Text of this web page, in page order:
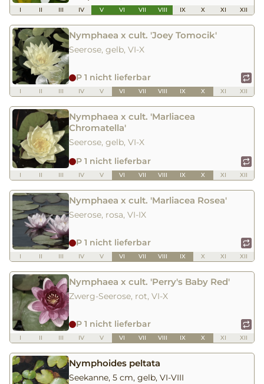
I II III IV V VI VII VIII IX X XI XII
Nymphaea x cult. 'Joey Tomocik'
Seerose, gelb, VI-X
P 1 nicht lieferbar
I II III IV V VI VII VIII IX X XI XII
Nymphaea x cult. 'Marliacea
Chromatella'
Seerose, gelb, VI-X
P 1 nicht lieferbar
I II III IV V VI VII VIII IX X XI XII
Nymphaea x cult. 'Marliacea Rosea'
Seerose, rosa, VI-IX
P 1 nicht lieferbar
I II III IV V VI VII VIII IX X XI XII
Nymphaea x cult. 'Perry's Baby Red'
Zwerg-Seerose, rot, VI-X
P 1 nicht lieferbar
I II III IV V VI VII VIII IX X XI XII
Nymphoides peltata
Seekanne, 5 cm, gelb, VI-VIII